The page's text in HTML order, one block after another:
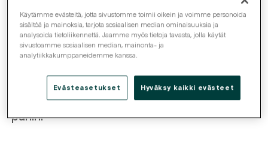
maanmittauslaitoksen sähköiseen
järjestelmään. Eri tiedekunnista tulevien
opiskelijoiden tiimi suoriutui tehtävästä
odotettua nopeammin ja siirtyi kesän aikana
työskentelemään mm. integraatioprojektien
pariin.
Käytämme evästeitä, jotta sivustomme toimii oikein ja voimme personoida
sisältöä ja mainoksia, tarjota sosiaalisen median ominaisuuksia ja
analysoida tietoliikennettä. Jaamme myös tietoja tavasta, jolla käytät
sivustoamme sosiaalisen median, mainonta- ja
analytiikkakumppaneidemme kanssa.
Evästeasetukset Hyväksy kaikki evästeet